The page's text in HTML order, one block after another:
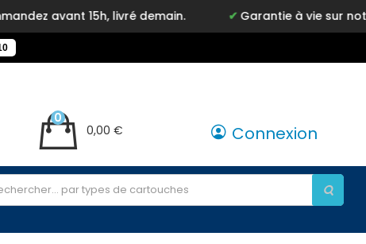
avant 15h, livré demain. Garantie à vie sur notre
0,00 €
0
Connexion